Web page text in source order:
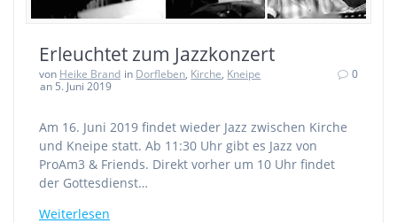
Erleuchtet zum Jazzkonzert
von Heike Brand in Dorfleben, Kirche, Kneipe
an 5. Juni 2019
0
Am 16. Juni 2019 findet wieder Jazz zwischen Kirche
und Kneipe statt. Ab 11:30 Uhr gibt es Jazz von
ProAm3 & Friends. Direkt vorher um 10 Uhr findet
der Gottesdienst…
Weiterlesen